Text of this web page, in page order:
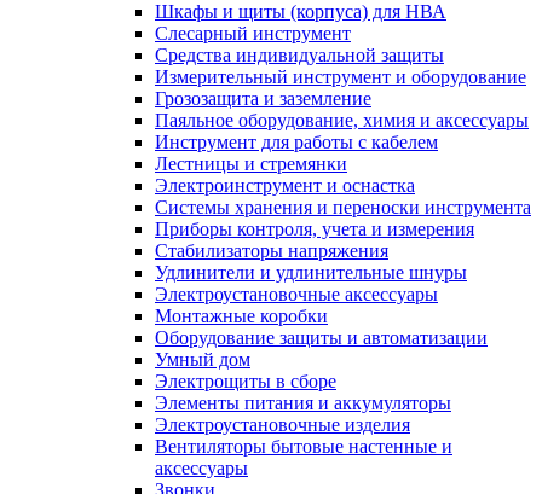
Шкафы и щиты (корпуса) для НВА
Слесарный инструмент
Средства индивидуальной защиты
Измерительный инструмент и оборудование
Грозозащита и заземление
Паяльное оборудование, химия и аксессуары
Инструмент для работы с кабелем
Лестницы и стремянки
Электроинструмент и оснастка
Системы хранения и переноски инструмента
Приборы контроля, учета и измерения
Стабилизаторы напряжения
Удлинители и удлинительные шнуры
Электроустановочные аксессуары
Монтажные коробки
Оборудование защиты и автоматизации
Умный дом
Электрощиты в сборе
Элементы питания и аккумуляторы
Электроустановочные изделия
Вентиляторы бытовые настенные и
аксессуары
Звонки